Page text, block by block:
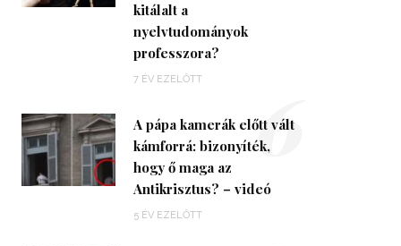
kitálalt a
nyelvtudományok
professzora?
7 ÉV EZELŐTT
A pápa kamerák előtt vált
kámforrá: bizonyíték,
hogy ő maga az
Antikrisztus? – videó
5 ÉV EZELŐTT
6